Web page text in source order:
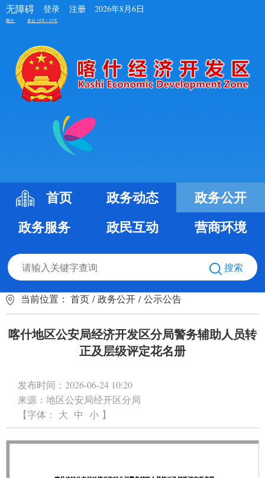
无障碍 登录 注册 2026年8月6日
首页 政务动态
政务公开
政务服务
政民互动 营商环境
搜索
当前位置： 首页 /政务公开 /公示公告
喀什地区公安局经济开发区分局警务辅助人员转
正及层级评定花名册
发布时间： 2026-06-24 10:20
来源： 地区公安局经开区分局
【字体：
大 中 小 】